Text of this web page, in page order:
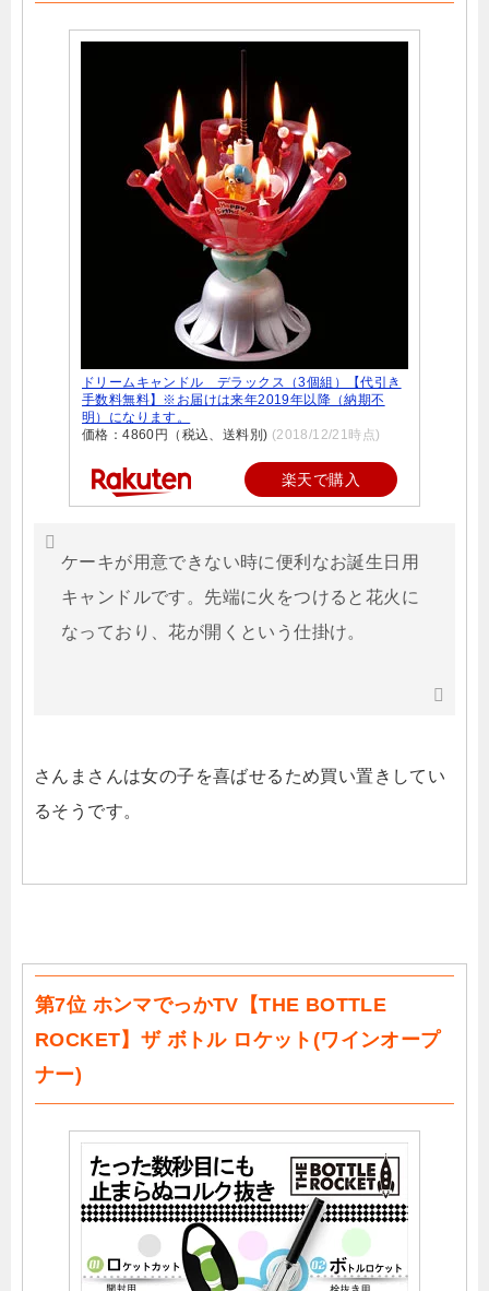
ドリームキャンドル デラックス（3個組）【代引き
手数料無料】※お届けは来年2019年以降（納期不
明）になります。
価格：4860円（税込、送料別) (2018/12/21時点)
楽天で購入
ケーキが用意できない時に便利なお誕生日用
キャンドルです。先端に火をつけると花火に
なっており、花が開くという仕掛け。
さんまさんは女の子を喜ばせるため買い置きしてい
るそうです。
第7位 ホンマでっかTV【THE BOTTLE
ROCKET】ザ ボトル ロケット(ワインオープ
ナー)